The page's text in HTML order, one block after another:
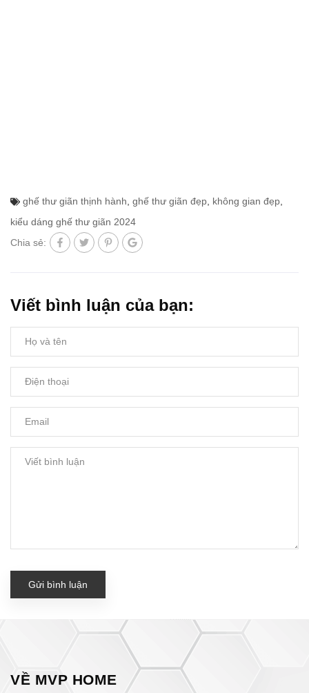
ghế thư giãn thịnh hành ghế thư giãn đẹp không gian đẹp
kiểu dáng ghế thư giãn 2024
Chia sẻ:
Viết bình luận của bạn:
Gửi bình luận
VỀ MVP HOME